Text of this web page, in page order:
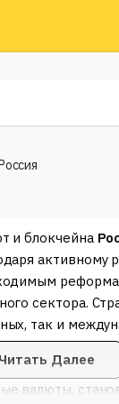
и блокчейна
активному
сектора.
так и
понятия,
валюты,
Читать Далее